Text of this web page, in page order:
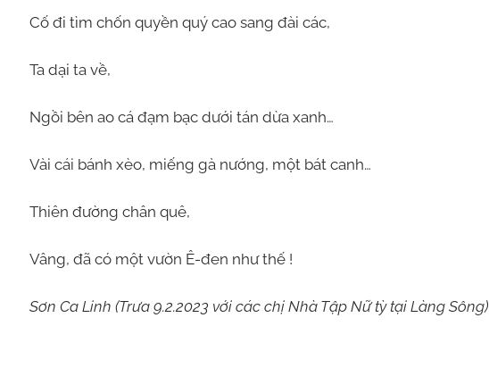
Cố đi tìm chốn quyền quý cao sang đài các,
Ta dại ta về,
Ngồi bên ao cá đạm bạc dưới tán dừa xanh…
Vài cái bánh xèo, miếng gà nướng, một bát canh…
Thiên đường chân quê,
Vâng, đã có một vườn Ê-đen như thế !
Sơn Ca Linh (Trưa 9.2.2023 với các chị Nhà Tập Nữ tỳ tại Làng Sông)